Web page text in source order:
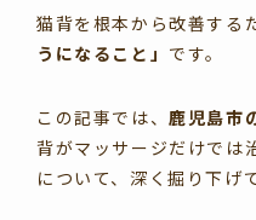
猫背を根本から改善する
うになること」 です。
この記事では、鹿児島市
背がマッサージだけでは
について、深く掘り下げ